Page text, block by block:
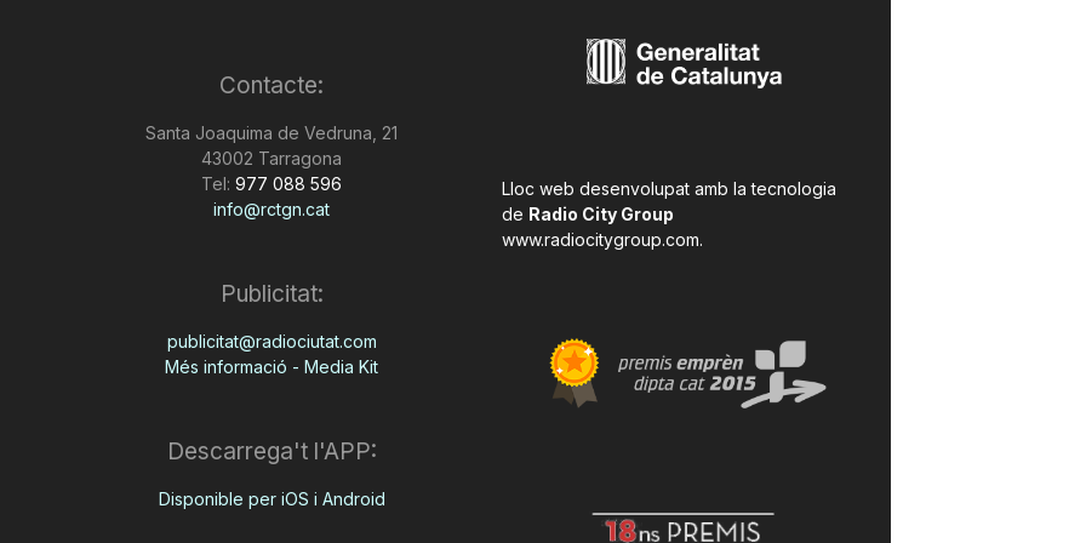
Contacte:
Santa Joaquima de Vedruna, 21
43002 Tarragona
Tel: 977 088 596
info@rctgn.cat
Publicitat:
publicitat@radiociutat.com
Més informació - Media Kit
Descarrega't l'APP:
Disponible per iOS i Android
Lloc web desenvolupat amb la tecnologia
de Radio City Group
www.radiocitygroup.com.